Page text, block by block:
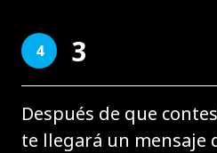
4 3
Después de que
te llegará un mensaje